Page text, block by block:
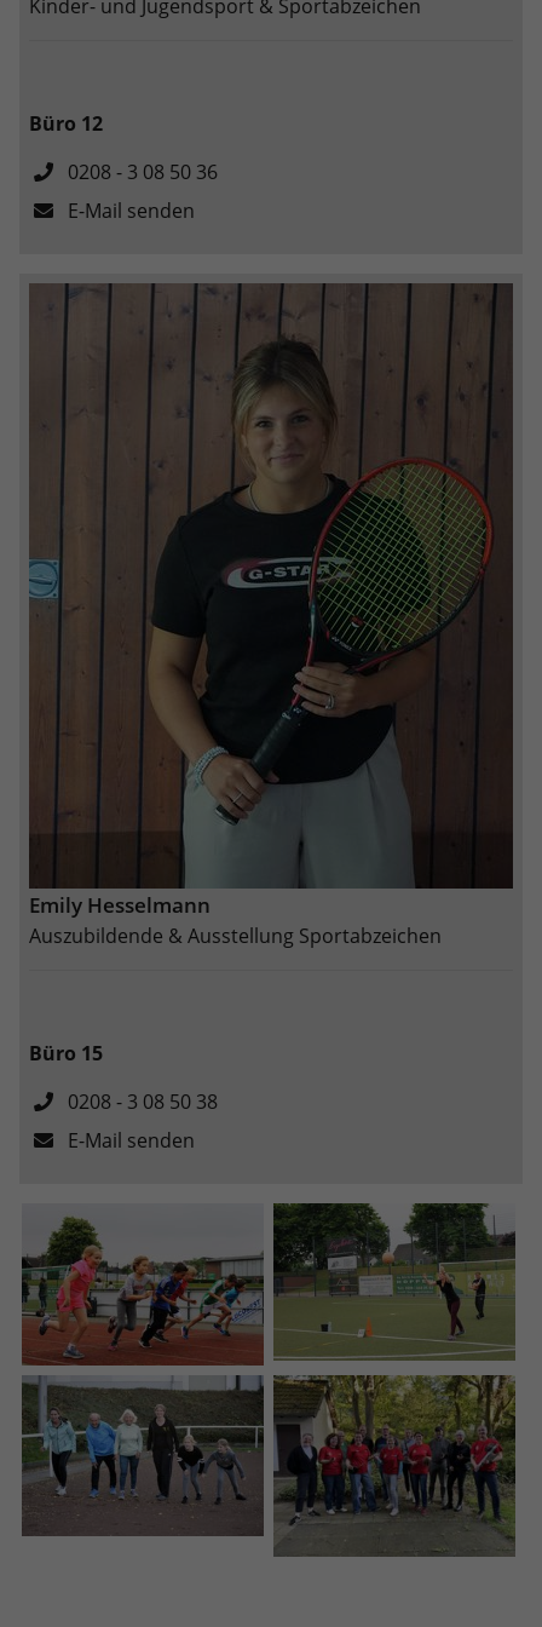
Kinder- und Jugendsport & Sportabzeichen
Büro 12
0208 - 3 08 50 36
E-Mail senden
Emily Hesselmann
Auszubildende & Ausstellung Sportabzeichen
Büro 15
0208 - 3 08 50 38
E-Mail senden